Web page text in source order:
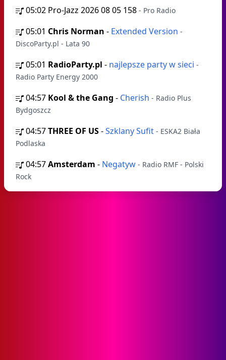
05:02 Pro-Jazz 2026 08 05 158 - Pro Radio
05:01 Chris Norman - Extended Version -
DiscoParty.pl - Lata 90
05:01 RadioParty.pl - najlepsze party w sieci -
Radio Party Energy 2000
04:57 Kool & the Gang - Cherish - Radio Plus
Bydgoszcz
04:57THREE OF US-Szklany Sufit - ESKA2 Biała
Podlaska
04:57Amsterdam - Negatyw - Radio RMF - Polski
Rock